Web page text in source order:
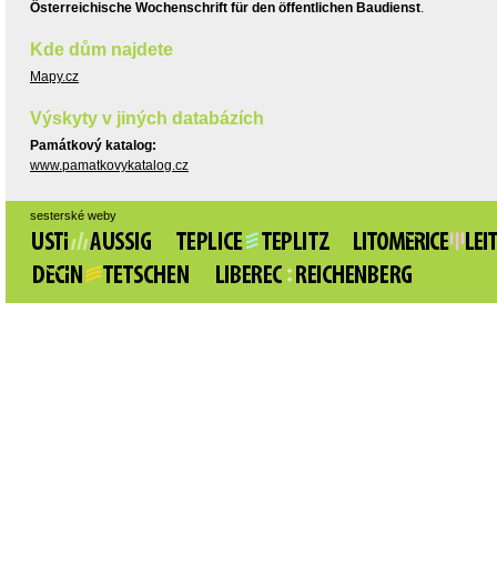
Österreichische Wochenschrift für den öffentlichen Baudienst.
Kde dům najdete
Mapy.cz
Výskyty v jiných databázích
Památkový katalog:
www.pamatkovykatalog.cz
sesterské weby